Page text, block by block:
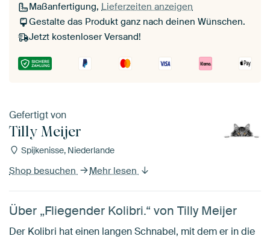
Maßanfertigung, Lieferzeiten anzeigen
Gestalte das Produkt ganz nach deinen Wünschen.
Jetzt kostenloser Versand!
Gefertigt von
Tilly Meijer
Spijkenisse, Niederlande
Shop besuchen Mehr lesen
Über „Fliegender Kolibri.“ von Tilly Meijer
Der Kolibri hat einen langen Schnabel, mit dem er in die